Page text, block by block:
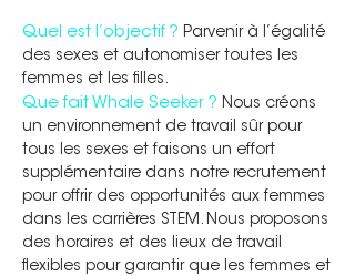
Quel est l’objectif ? Parvenir à l’égalité
des sexes et autonomiser toutes les
femmes et les filles.
Que fait Whale Seeker ? Nous créons
un environnement de travail sûr pour
tous les sexes et faisons un effort
supplémentaire dans notre recrutement
pour offrir des opportunités aux femmes
dans les carrières STEM. Nous proposons
des horaires et des lieux de travail
flexibles pour garantir que les femmes et